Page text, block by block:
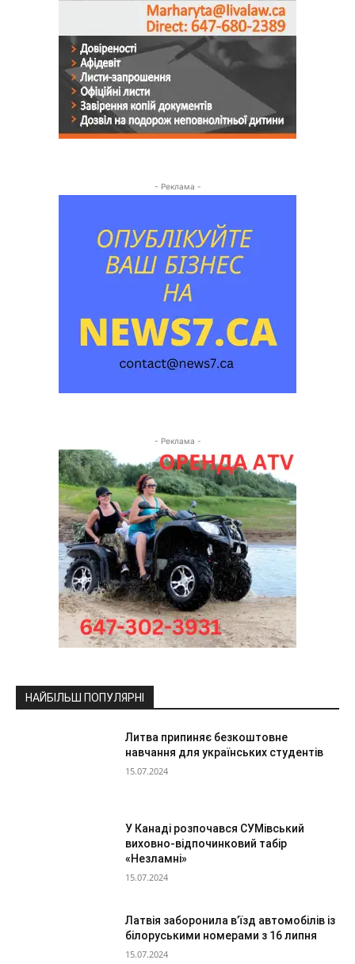
- Реклама -
- Реклама -
НАЙБІЛЬШ ПОПУЛЯРНІ
Литва припиняє безкоштовне
навчання для українських студентів
15.07.2024
У Канаді розпочався СУМівський
виховно-відпочинковий табір
«Незламні»
15.07.2024
Латвія заборонила в’їзд автомобілів із
білоруськими номерами з 16 липня
15.07.2024